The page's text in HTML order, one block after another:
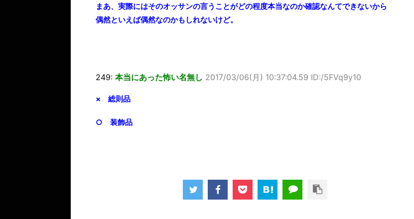
まあ、実際にはそのオッサンの言うことがどの程度本当なのか確認なんてできないから
偶然といえば偶然なのかもしれないけど。
249: 本当にあった怖い名無し 2017/03/06(月) 10:37:04.59 ID:/5FVq9y10
× 総則品
○ 装飾品